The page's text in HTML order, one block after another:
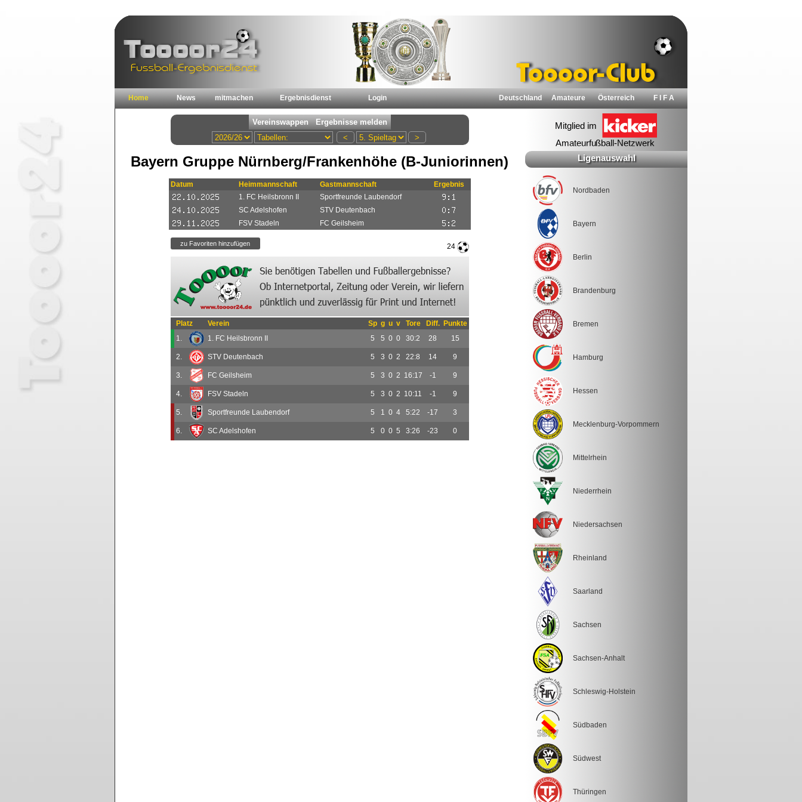
Home News mitmachen Ergebnisdienst Login Deutschland Amateure Österreich F I F A
Bayern Gruppe Nürnberg/Frankenhöhe (B-Juniorinnen)
Datum Heimmannschaft Gastmannschaft
Ergebnis
1. FC Heilsbronn II
Sportfreunde Laubendorf
SC Adelshofen
STV Deutenbach
FSV Stadeln
FC Geilsheim
24
Platz Verein Sp g u v Tore Diff.
Punkte
1.
1. FC Heilsbronn II 5 5 0 0 30:2 28 15
2. STV Deutenbach 5 3 0 2 22:8 14 9
3. FC Geilsheim 5 3 0 2 16:17 -1 9
4. FSV Stadeln 5 3 0 2 10:11 -1 9
5. Sportfreunde Laubendorf 5 1 0 4 5:22 -17 3
6. SC Adelshofen 5 0 0 5 3:26 -23 0
Ligenauswahl
Nordbaden
Bayern
Berlin
Brandenburg
Bremen
Hamburg
Hessen
Mecklenburg-Vorpommern
Mittelrhein
Niederrhein
Niedersachsen
Rheinland
Saarland
Sachsen
Sachsen-Anhalt
Schleswig-Holstein
Südbaden
Südwest
Thüringen